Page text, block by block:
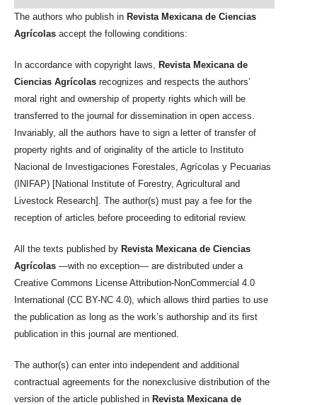
The authors who publish in Revista Mexicana de Ciencias
Agrícolas accept the following conditions:
In accordance with copyright laws,
Revista Mexicana de
Ciencias Agrícolas recognizes and respects the authors’
moral right and ownership of property rights which will be
transferred to the journal for dissemination in open access.
Invariably, all the authors have to sign a letter of transfer of
property rights and of originality of the article to Instituto
Nacional de Investigaciones Forestales, Agrícolas y Pecuarias
(INIFAP) [National Institute of Forestry, Agricultural and
Livestock Research]. The author(s) must pay a fee for the
reception of articles before proceeding to editorial review.
All the texts published by Revista Mexicana de Ciencias
Agrícolas —with no exception— are distributed under a
Creative Commons License Attribution-NonCommercial 4.0
International (CC BY-NC 4.0), which allows third parties to use
the publication as long as the work’s authorship and its first
publication in this journal are mentioned.
The author(s) can enter into independent and additional
contractual agreements for the nonexclusive distribution of the
version of the article published in Revista Mexicana de